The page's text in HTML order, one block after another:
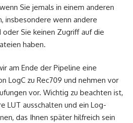
Sie jemals in einem anderen
insbesondere wenn andere
Sie keinen Zugriff auf die
haben.
am Ende der Pipeline eine
LogC zu Rec709 und nehmen vor
vor. Wichtig zu beachten ist,
LUT ausschalten und ein Log-
das Ihnen später hilfreich sein